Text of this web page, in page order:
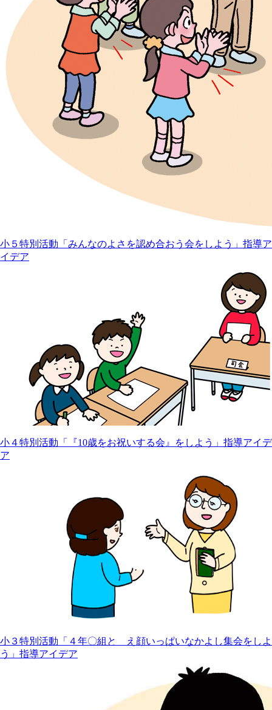
小５特別活動「みんなのよさを認め合おう会をしよう」指導ア
イデア
小４特別活動「『10歳をお祝いする会』をしよう」指導アイデ
ア
小３特別活動「４年〇組と え顔いっぱいなかよし集会をしよ
う」指導アイデア